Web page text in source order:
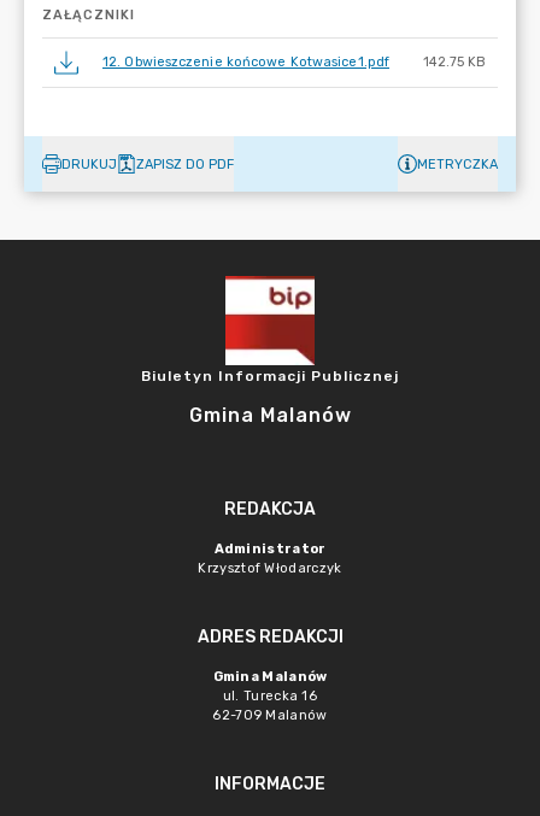
ZAŁĄCZNIKI
12. Obwieszczenie końcowe Kotwasice1.pdf 142.75 KB
DRUKUJ ZAPISZ DO PDF METRYCZKA
Biuletyn Informacji Publicznej
Gmina Malanów
REDAKCJA
Administrator
Krzysztof Włodarczyk
ADRES REDAKCJI
Gmina Malanów
ul. Turecka 16
62-709 Malanów
INFORMACJE